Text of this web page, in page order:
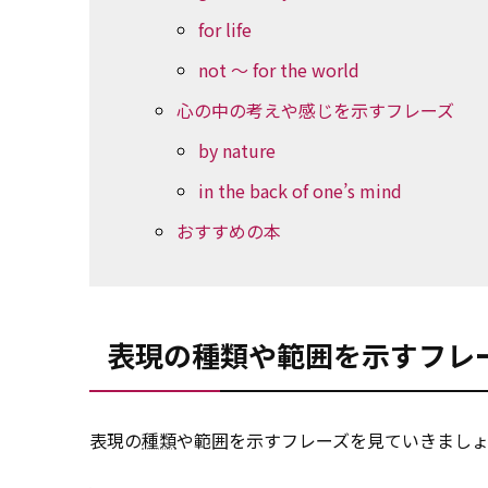
for life
not ～ for the world
心の中の考えや感じを示すフレーズ
by nature
in the back of one’s mind
おすすめの本
表現の種類や範囲を示すフレ
表現の種類や範囲を示すフレーズを見ていきましょ